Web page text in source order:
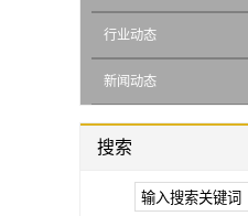
行业动态
新闻动态
搜索